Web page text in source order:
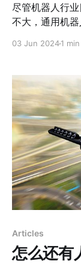
尽管机器人行
不大，通用机
03 Jun 20241
Articles
怎么还有